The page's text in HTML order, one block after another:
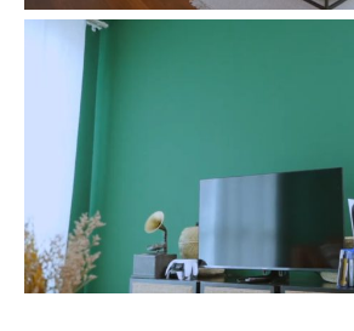
Sembang Dekor